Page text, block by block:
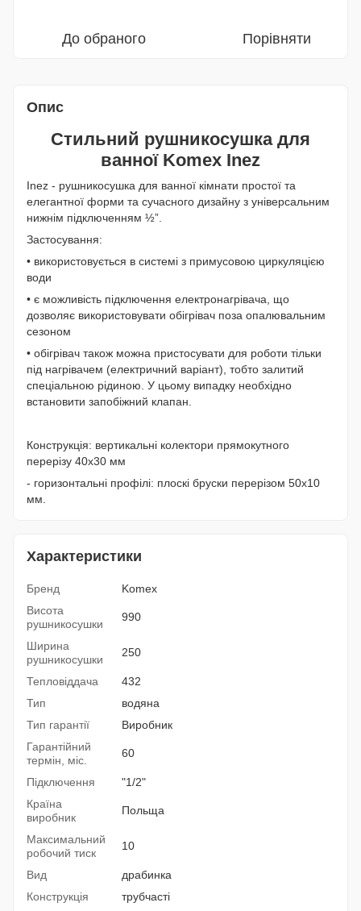
До обраного Порівняти
Опис
Стильний рушникосушка для
ванної Komex Inez
Inez - рушникосушка для ванної кімнати простої та
елегантної форми та сучасного дизайну з універсальним
нижнім підключенням ½”.
Застосування:
• використовується в системі з примусовою циркуляцією
води
• є можливість підключення електронагрівача, що
дозволяє використовувати обігрівач поза опалювальним
сезоном
• обігрівач також можна пристосувати для роботи тільки
під нагрівачем (електричний варіант), тобто залитий
спеціальною рідиною. У цьому випадку необхідно
встановити запобіжний клапан.
Конструкція: вертикальні колектори прямокутного
перерізу 40х30 мм
- горизонтальні профілі: плоскі бруски перерізом 50х10
мм.
Характеристики
Бренд
Komex
Висота
рушникосушки
990
Ширина
рушникосушки
250
Тепловіддача
432
Тип
водяна
Тип гарантії
Виробник
Гарантійний
термін, міс.
60
Підключення
"1/2"
Країна
виробник
Польща
Максимальний
робочий тиск
10
Вид
драбинка
Конструкція
трубчасті